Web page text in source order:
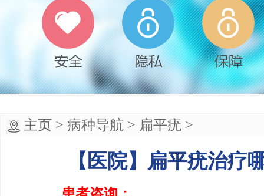
主页 > 病种导航 > 扁平疣 >
【医院】扁平疣治疗